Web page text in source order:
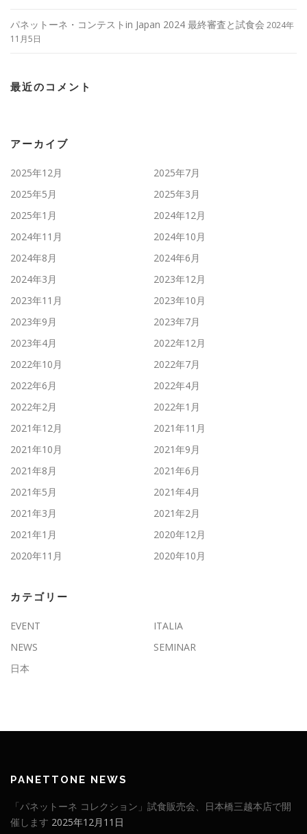
パネットーネ・コンテストin Japan 2024 最終審査と試食会 2024年
11月5日
最近のコメント
アーカイブ
2025年12月
2025年7月
2025年5月
2025年3月
2025年1月
2024年12月
2024年11月
2024年10月
2024年8月
2024年6月
2024年3月
2023年12月
2023年11月
2023年10月
2023年9月
2023年7月
2023年4月
2022年12月
2022年10月
2022年7月
2022年6月
2022年4月
2022年2月
2022年1月
2021年12月
2021年11月
2021年10月
2021年9月
2021年8月
2021年6月
2021年5月
2021年4月
2021年3月
2021年2月
2021年1月
2020年12月
2020年11月
2020年10月
カテゴリー
EVENT
ITALIA
NEWS
SEMINAR
日本
PANETTONE NEWS
「パネットーネ コレクション」試食販売会、日本橋三越本店で開
催します 2025年12月11日